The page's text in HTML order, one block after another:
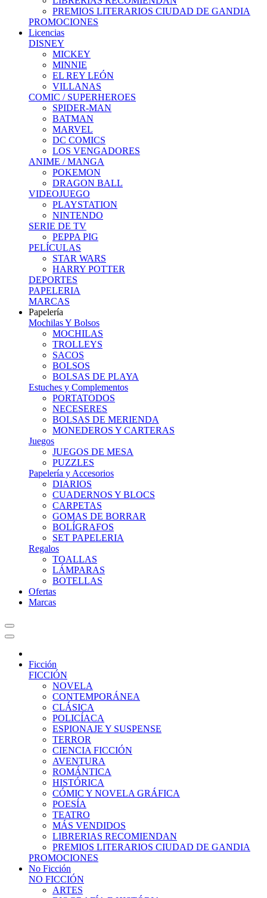
PREMIOS LITERARIOS CIUDAD DE GANDIA
PROMOCIONES
Licencias
DISNEY
MICKEY
MINNIE
EL REY LEÓN
VILLANAS
COMIC / SUPERHEROES
SPIDER-MAN
BATMAN
MARVEL
DC COMICS
LOS VENGADORES
ANIME / MANGA
POKEMON
DRAGON BALL
VIDEOJUEGO
PLAYSTATION
NINTENDO
SERIE DE TV
PEPPA PIG
PELÍCULAS
STAR WARS
HARRY POTTER
DEPORTES
PAPELERIA
MARCAS
Papelería
Mochilas Y Bolsos
MOCHILAS
TROLLEYS
SACOS
BOLSOS
BOLSAS DE PLAYA
Estuches y Complementos
PORTATODOS
NECESERES
BOLSAS DE MERIENDA
MONEDEROS Y CARTERAS
Juegos
JUEGOS DE MESA
PUZZLES
Papelería y Accesorios
DIARIOS
CUADERNOS Y BLOCS
CARPETAS
GOMAS DE BORRAR
BOLÍGRAFOS
SET PAPELERIA
Regalos
TOALLAS
LÁMPARAS
BOTELLAS
Ofertas
Marcas
Ficción
FICCIÓN
NOVELA
CONTEMPORÁNEA
CLÁSICA
POLICÍACA
ESPIONAJE Y SUSPENSE
TERROR
CIENCIA FICCIÓN
AVENTURA
ROMÁNTICA
HISTÓRICA
CÓMIC Y NOVELA GRÁFICA
POESÍA
TEATRO
MÁS VENDIDOS
LIBRERIAS RECOMIENDAN
PREMIOS LITERARIOS CIUDAD DE GANDIA
PROMOCIONES
No Ficción
NO FICCIÓN
ARTES